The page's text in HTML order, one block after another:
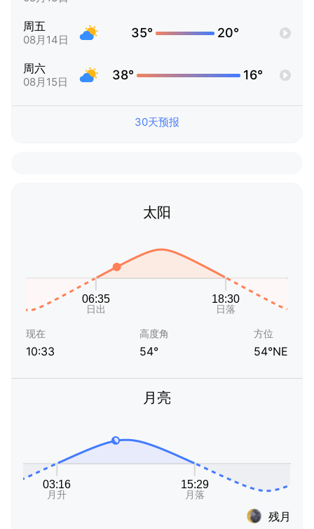
周五
08月14日 35° 20°
周六
08月15日 38° 16°
30天预报
太阳
现在
10:33
高度角
54°
方位
54°NE
月亮
残月